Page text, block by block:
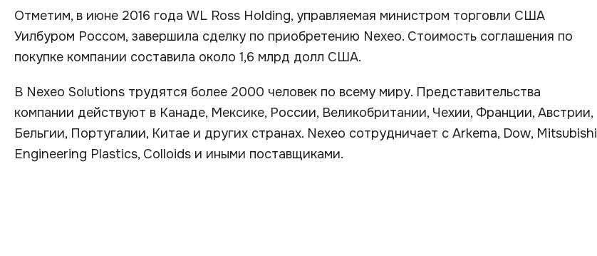
Отметим, в июне 2016 года WL Ross Holding, управляемая министром торговли США
Уилбуром Россом, завершила сделку по приобретению Nexeo. Стоимость соглашения по
покупке компании составила около 1,6 млрд долл США.
В Nexeo Solutions трудятся более 2000 человек по всему миру. Представительства
компании действуют в Канаде, Мексике, России, Великобритании, Чехии, Франции, Австрии,
Бельгии, Португалии, Китае и других странах. Nexeo сотрудничает с Arkema, Dow, Mitsubishi
Engineering Plastics, Colloids и иными поставщиками.